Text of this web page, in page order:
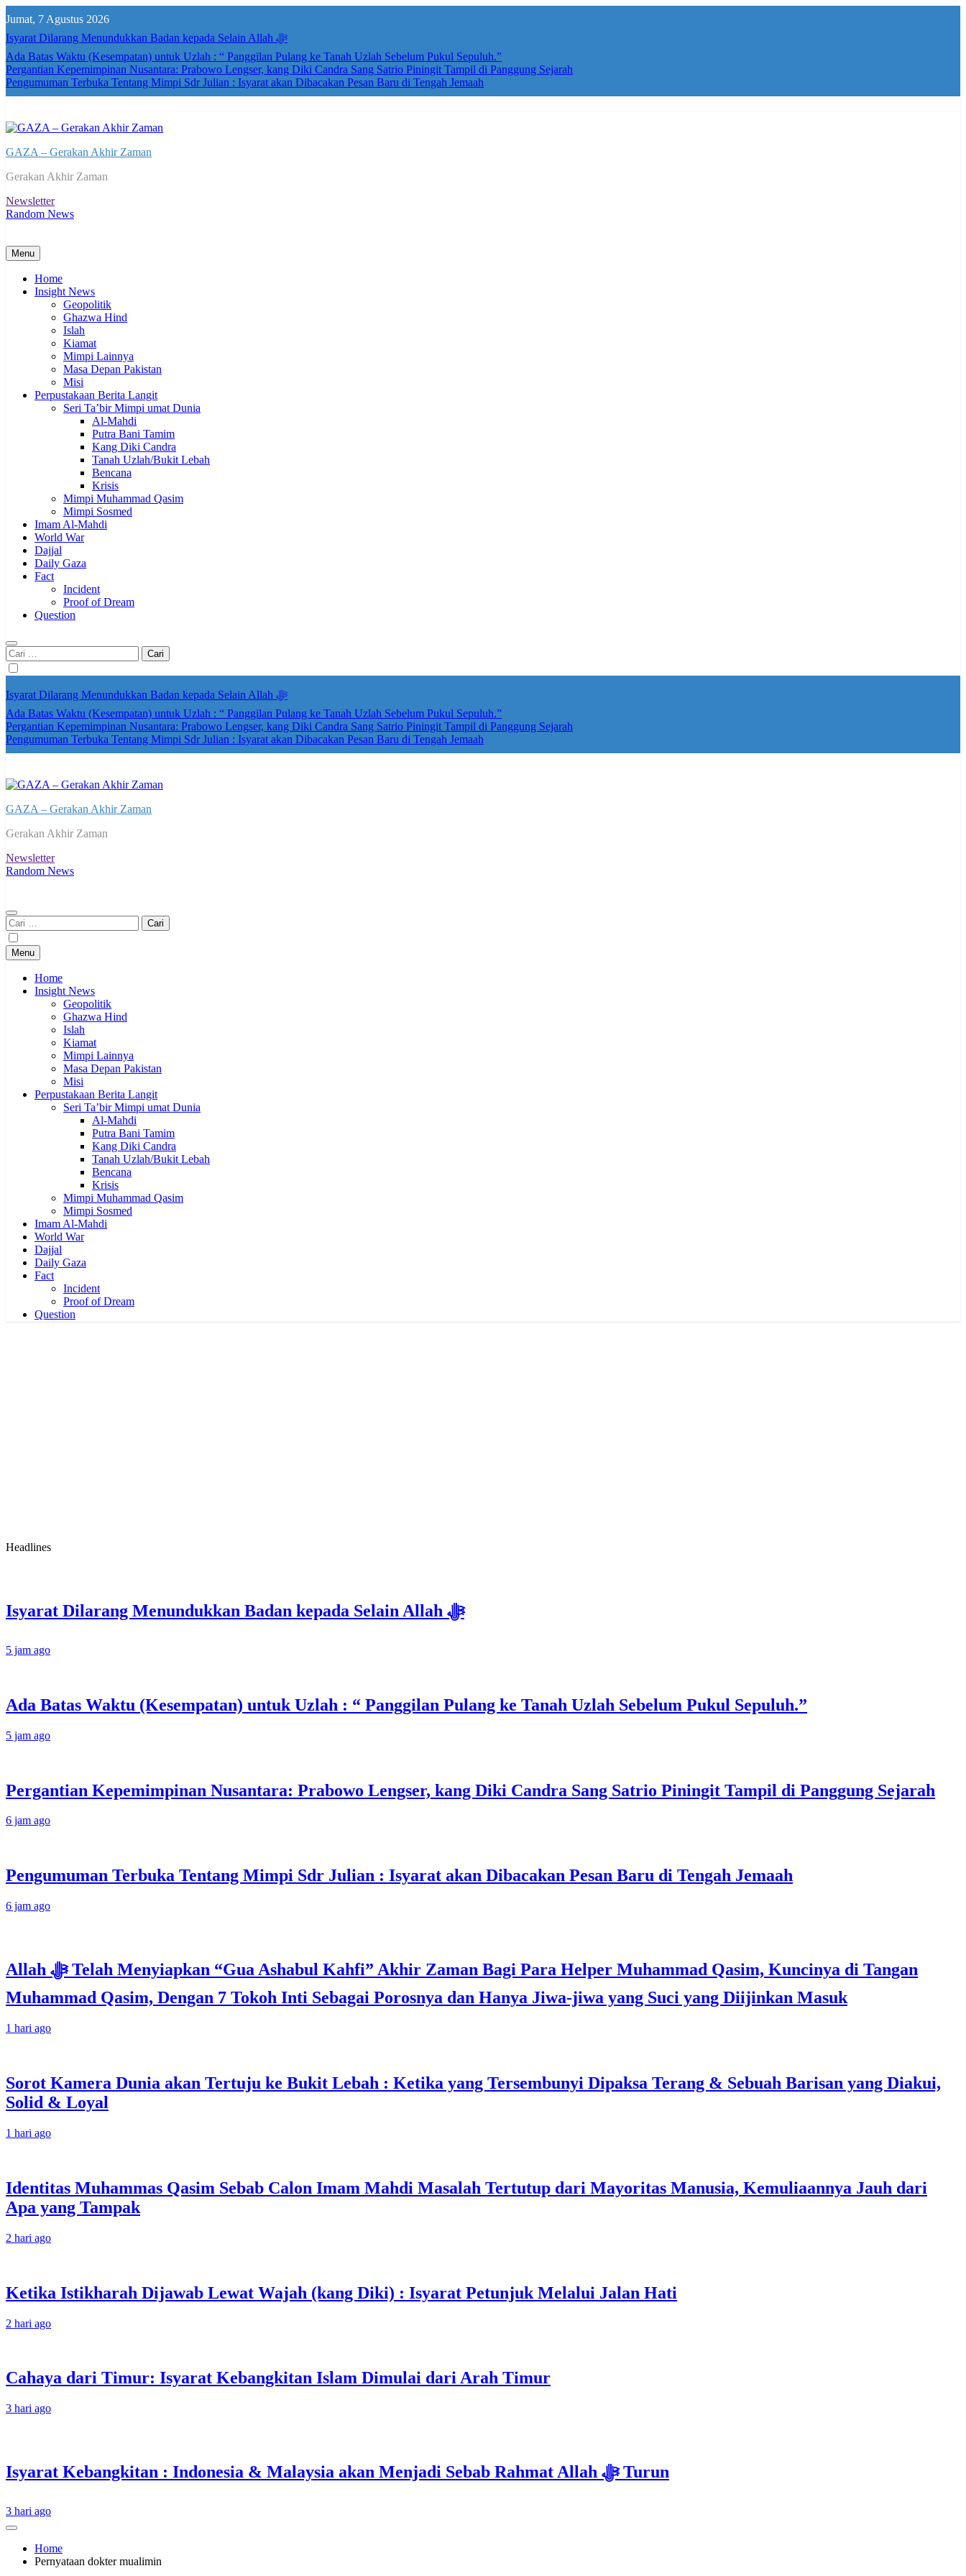
to
content
Jumat, 7 Agustus 2026
Isyarat Dilarang Menundukkan Badan kepada Selain Allah ﷻ
Ada Batas Waktu (Kesempatan) untuk Uzlah : “ Panggilan Pulang ke Tanah Uzlah Sebelum Pukul Sepuluh.”
Pergantian Kepemimpinan Nusantara: Prabowo Lengser, kang Diki Candra Sang Satrio Piningit Tampil di Panggung Sejarah
Pengumuman Terbuka Tentang Mimpi Sdr Julian : Isyarat akan Dibacakan Pesan Baru di Tengah Jemaah
GAZA – Gerakan Akhir Zaman
Gerakan Akhir Zaman
Newsletter
Random News
Menu
Home
Insight News
Geopolitik
Ghazwa Hind
Islah
Kiamat
Mimpi Lainnya
Masa Depan Pakistan
Misi
Perpustakaan Berita Langit
Seri Ta’bir Mimpi umat Dunia
Al-Mahdi
Putra Bani Tamim
Kang Diki Candra
Tanah Uzlah/Bukit Lebah
Bencana
Krisis
Mimpi Muhammad Qasim
Mimpi Sosmed
Imam Al-Mahdi
World War
Dajjal
Daily Gaza
Fact
Incident
Proof of Dream
Question
Cari
untuk:
Isyarat Dilarang Menundukkan Badan kepada Selain Allah ﷻ
Ada Batas Waktu (Kesempatan) untuk Uzlah : “ Panggilan Pulang ke Tanah Uzlah Sebelum Pukul Sepuluh.”
Pergantian Kepemimpinan Nusantara: Prabowo Lengser, kang Diki Candra Sang Satrio Piningit Tampil di Panggung Sejarah
Pengumuman Terbuka Tentang Mimpi Sdr Julian : Isyarat akan Dibacakan Pesan Baru di Tengah Jemaah
GAZA – Gerakan Akhir Zaman
Gerakan Akhir Zaman
Newsletter
Random News
Cari
untuk:
Menu
Home
Insight News
Geopolitik
Ghazwa Hind
Islah
Kiamat
Mimpi Lainnya
Masa Depan Pakistan
Misi
Perpustakaan Berita Langit
Seri Ta’bir Mimpi umat Dunia
Al-Mahdi
Putra Bani Tamim
Kang Diki Candra
Tanah Uzlah/Bukit Lebah
Bencana
Krisis
Mimpi Muhammad Qasim
Mimpi Sosmed
Imam Al-Mahdi
World War
Dajjal
Daily Gaza
Fact
Incident
Proof of Dream
Question
Headlines
Isyarat Dilarang Menundukkan Badan kepada Selain Allah ﷻ
5 jam ago
Ada Batas Waktu (Kesempatan) untuk Uzlah : “ Panggilan Pulang ke Tanah Uzlah Sebelum Pukul Sepuluh.”
5 jam ago
Pergantian Kepemimpinan Nusantara: Prabowo Lengser, kang Diki Candra Sang Satrio Piningit Tampil di Panggung Sejarah
6 jam ago
Pengumuman Terbuka Tentang Mimpi Sdr Julian : Isyarat akan Dibacakan Pesan Baru di Tengah Jemaah
6 jam ago
Allah ﷻ Telah Menyiapkan “Gua Ashabul Kahfi” Akhir Zaman Bagi Para Helper Muhammad Qasim, Kuncinya di Tangan
Muhammad Qasim, Dengan 7 Tokoh Inti Sebagai Porosnya dan Hanya Jiwa-jiwa yang Suci yang Diijinkan Masuk
1 hari ago
Sorot Kamera Dunia akan Tertuju ke Bukit Lebah : Ketika yang Tersembunyi Dipaksa Terang & Sebuah Barisan yang Diakui,
Solid & Loyal
1 hari ago
Identitas Muhammas Qasim Sebab Calon Imam Mahdi Masalah Tertutup dari Mayoritas Manusia, Kemuliaannya Jauh dari
Apa yang Tampak
2 hari ago
Ketika Istikharah Dijawab Lewat Wajah (kang Diki) : Isyarat Petunjuk Melalui Jalan Hati
2 hari ago
Cahaya dari Timur: Isyarat Kebangkitan Islam Dimulai dari Arah Timur
3 hari ago
Isyarat Kebangkitan : Indonesia & Malaysia akan Menjadi Sebab Rahmat Allah ﷻ Turun
3 hari ago
Home
Pernyataan dokter mualimin